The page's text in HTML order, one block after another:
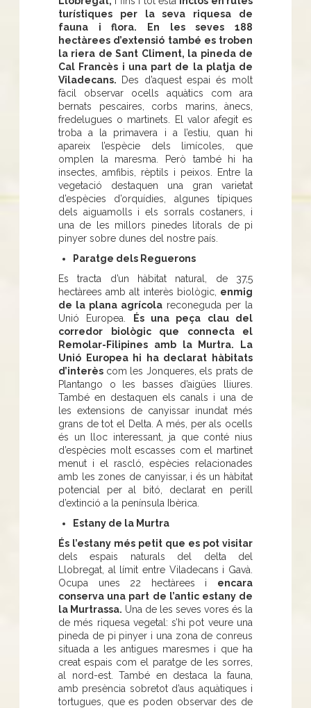
turístiques per la seva riquesa de
fauna i flora. En les seves 188
hectàrees d’extensió també es troben
la riera de Sant Climent, la pineda de
Cal Francès i una part de la platja de
Viladecans.
Des d’aquest espai és molt
fàcil observar ocells aquàtics com ara
bernats pescaires, corbs marins, ànecs,
fredelugues o martinets. El valor afegit es
troba a la primavera i a l’estiu, quan hi
apareix l’espècie dels limícoles, que
omplen la maresma. Però també hi ha
insectes, amfibis, rèptils i peixos. Entre la
vegetació destaquen una gran varietat
d’espècies d’orquídies, algunes típiques
dels aiguamolls i els sorrals costaners, i
una de les millors pinedes litorals de pi
pinyer sobre dunes del nostre país.
Paratge dels Reguerons
Es tracta d’un hàbitat natural, de 37,5
hectàrees amb alt interès biològic, enmig
de la plana agrícola reconeguda per la
Unió Europea.
És una peça clau del
corredor biològic que connecta el
Remolar-Filipines amb la Murtra. La
Unió Europea hi ha declarat hàbitats
d’interès com les Jonqueres, els prats de
Plantango o les basses d’aigües lliures.
També en destaquen els canals i una de
les extensions de canyissar inundat més
grans de tot el Delta. A més, per als ocells
és un lloc interessant, ja que conté nius
d’espècies molt escasses com el martinet
menut i el rascló, espècies relacionades
amb les zones de canyissar, i és un hàbitat
potencial per al bitó, declarat en perill
d’extinció a la península Ibèrica.
Estany de la Murtra
És l’estany més petit que es pot visitar
dels espais naturals del delta del
Llobregat, al límit entre Viladecans i Gavà.
Ocupa unes 22 hectàrees i encara
conserva una part de l’antic estany de
la Murtrassa. Una de les seves vores és la
de més riquesa vegetal: s’hi pot veure una
pineda de pi pinyer i una zona de conreus
situada a les antigues maresmes i que ha
creat espais com el paratge de les sorres,
al nord-est. També en destaca la fauna,
amb presència sobretot d’aus aquàtiques i
tortugues, que es poden observar des de